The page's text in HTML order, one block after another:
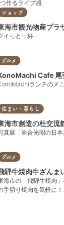
つ作るライブ感
ショップ
海市観光物産プラ
イっと一杯
グルメ
Cafe 尾
ランチのメ
住まい・暮らし
海市創造の杜交流
真展「岩合光昭の日
グルメ
騨牛焼肉牛ざんま
海市の「飛騨牛焼肉
手切り焼肉を気軽に！